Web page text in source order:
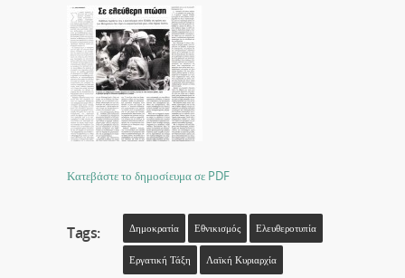
Κατεβάστε το δημοσίευμα σε PDF
Tags: Δημοκρατία Εθνικισμός Ελευθεροτυπία
Εργατική Τάξη Λαϊκή Κυριαρχία